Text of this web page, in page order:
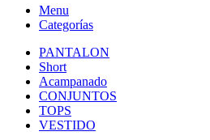
Menu
Categorías
PANTALON
Short
Acampanado
CONJUNTOS
TOPS
VESTIDO